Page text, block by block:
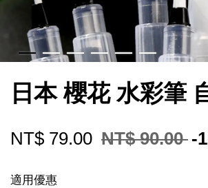
日本 櫻花 水彩筆
NT$ 79.00 NT$ 90.00 -
適用優惠